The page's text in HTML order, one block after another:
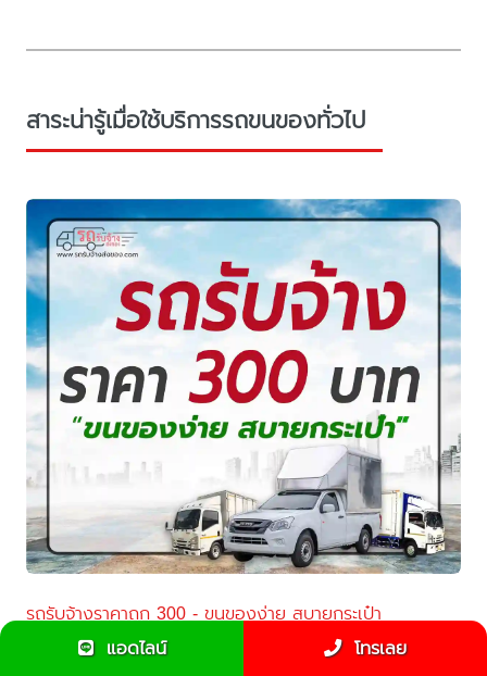
สาระน่ารู้เมื่อใช้บริการรถขนของทั่วไป
รถรับจ้างราคาถูก 300 - ขนของง่าย สบายกระเป๋า
แอดไลน์
โทรเลย